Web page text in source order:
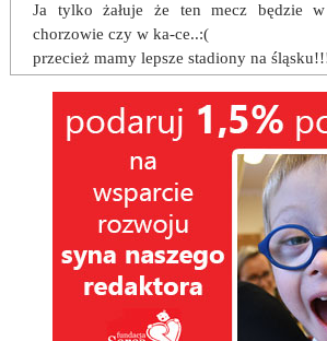
Ja tylko żałuje że ten mecz będzie
chorzowie czy w ka-ce..:(
przecież mamy lepsze stadiony na